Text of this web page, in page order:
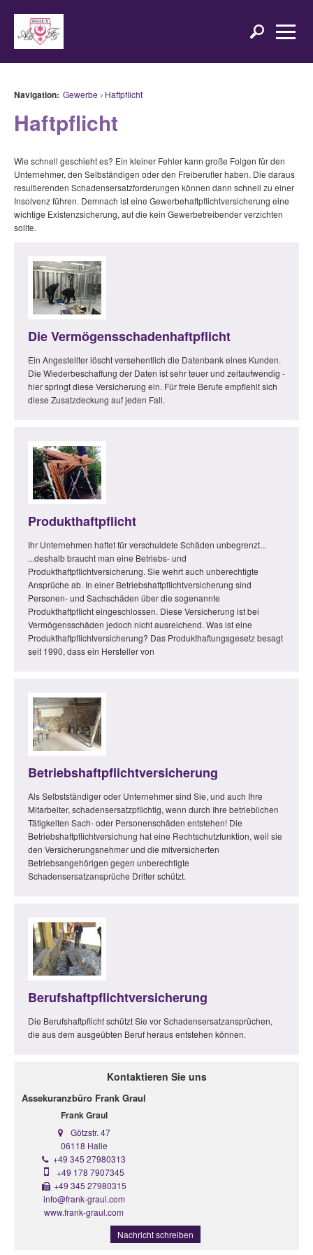
Navigation: Gewerbe Haftpflicht
Haftpflicht
Wie schnell geschieht es? Ein kleiner Fehler kann große Folgen für den
Unternehmer, den Selbständigen oder den Freiberufler haben. Die daraus
resultierenden Schadensersatzforderungen können dann schnell zu einer
Insolvenz führen. Demnach ist eine Gewerbehaftpflichtversicherung eine
wichtige Existenzsicherung, auf die kein Gewerbetreibender verzichten
sollte.
Die Vermögensschadenhaftpflicht
Ein Angestellter löscht versehentlich die Datenbank eines Kunden.
Die Wiederbeschaffung der Daten ist sehr teuer und zeitaufwendig -
hier springt diese Versicherung ein. Für freie Berufe empfiehlt sich
diese Zusatzdeckung auf jeden Fall.
Produkthaftpflicht
Ihr Unternehmen haftet für verschuldete Schäden unbegrenzt...
...deshalb braucht man eine Betriebs- und
Produkthaftpflichtversicherung. Sie wehrt auch unberechtigte
Ansprüche ab. In einer Betriebshaftpflichtversicherung sind
Personen- und Sachschäden über die sogenannte
Produkthaftpflicht eingeschlossen. Diese Versicherung ist bei
Vermögensschäden jedoch nicht ausreichend. Was ist eine
Produkthaftpflichtversicherung? Das Produkthaftungsgesetz besagt
seit 1990, dass ein Hersteller von
Betriebshaftpflichtversicherung
Als Selbstständiger oder Unternehmer sind Sie, und auch Ihre
Mitarbeiter, schadensersatzpflichtig, wenn durch Ihre betrieblichen
Tätigkeiten Sach- oder Personenschäden entstehen! Die
Betriebshaftpflichtversichung hat eine Rechtschutzfunktion, weil sie
den Versicherungsnehmer und die mitversicherten
Betriebsangehörigen gegen unberechtigte
Schadensersatzansprüche Dritter schützt.
Berufshaftpflichtversicherung
Die Berufshaftpflicht schützt Sie vor Schadensersatzansprüchen,
die aus dem ausgeübten Beruf heraus entstehen können.
Kontaktieren Sie uns
Assekuranzbüro Frank Graul
Frank Graul
Götzstr. 47
06118 Halle
+49 345 27980313
+49 178 7907345
+49 345 27980315
info@frank-graul.com
www.frank-graul.com
Nachricht schreiben